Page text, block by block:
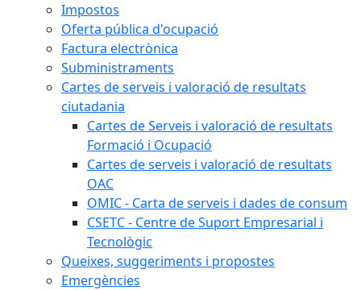
Impostos
Oferta pública d'ocupació
Factura electrònica
Subministraments
Cartes de serveis i valoració de resultats
ciutadania
Cartes de Serveis i valoració de resultats
Formació i Ocupació
Cartes de serveis i valoració de resultats
OAC
OMIC - Carta de serveis i dades de consum
CSETC - Centre de Suport Empresarial i
Tecnològic
Queixes, suggeriments i propostes
Emergències